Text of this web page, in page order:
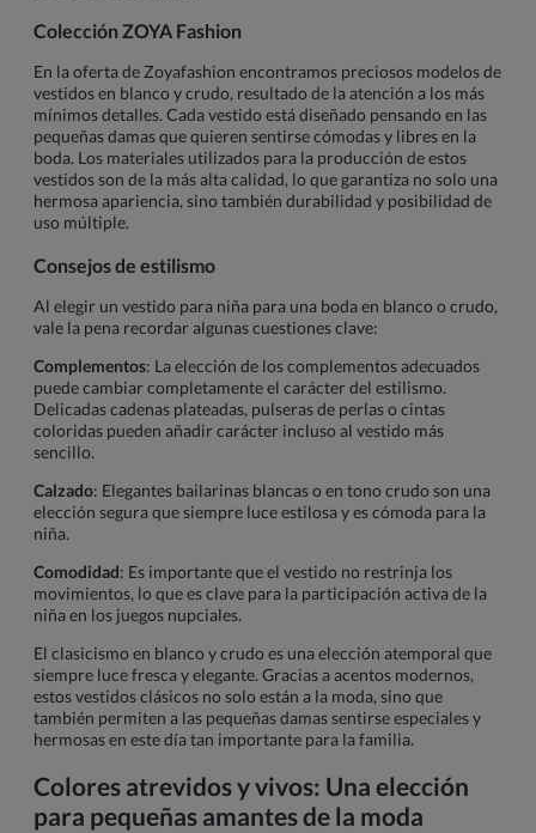
Colección ZOYA Fashion
En la oferta de Zoyafashion encontramos preciosos modelos de
vestidos en blanco y crudo, resultado de la atención a los más
mínimos detalles. Cada vestido está diseñado pensando en las
pequeñas damas que quieren sentirse cómodas y libres en la
boda. Los materiales utilizados para la producción de estos
vestidos son de la más alta calidad, lo que garantiza no solo una
hermosa apariencia, sino también durabilidad y posibilidad de
uso múltiple.
Consejos de estilismo
Al elegir un vestido para niña para una boda en blanco o crudo,
vale la pena recordar algunas cuestiones clave:
Complementos: La elección de los complementos adecuados
puede cambiar completamente el carácter del estilismo.
Delicadas cadenas plateadas, pulseras de perlas o cintas
coloridas pueden añadir carácter incluso al vestido más
sencillo.
Calzado: Elegantes bailarinas blancas o en tono crudo son una
elección segura que siempre luce estilosa y es cómoda para la
niña.
Comodidad: Es importante que el vestido no restrinja los
movimientos, lo que es clave para la participación activa de la
niña en los juegos nupciales.
El clasicismo en blanco y crudo es una elección atemporal que
siempre luce fresca y elegante. Gracias a acentos modernos,
estos vestidos clásicos no solo están a la moda, sino que
también permiten a las pequeñas damas sentirse especiales y
hermosas en este día tan importante para la familia.
Colores atrevidos y vivos: Una elección
para pequeñas amantes de la moda